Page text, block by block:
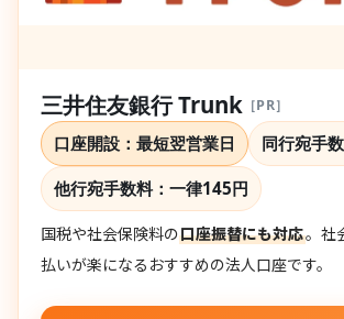
三井住友銀行 Trunk ［PR］
口座開設：最短翌営業日 同行宛手数
他行宛手数料： 一律145円
国税や社会保険料の口座振替にも対応。社
払いが楽になるおすすめの法人口座です。